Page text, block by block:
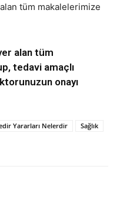
tüm makalelerimize
alan tüm
tedavi amaçlı
onayı
Yararları Nelerdir
Sağlık